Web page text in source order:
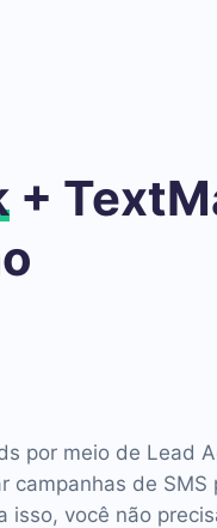
+
por meio de Lead
campanhas de SMS
isso, você não